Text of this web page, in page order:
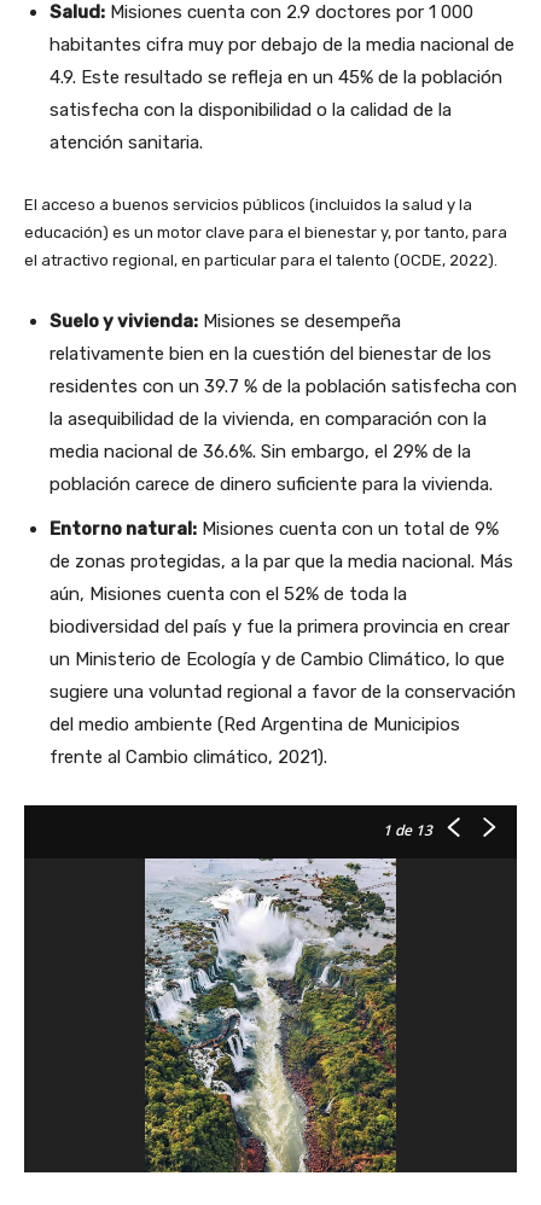
Salud: Misiones cuenta con 2.9 doctores por 1 000
habitantes cifra muy por debajo de la media nacional de
4.9. Este resultado se refleja en un 45% de la población
satisfecha con la disponibilidad o la calidad de la
atención sanitaria.
El acceso a buenos servicios públicos (incluidos la salud y la
educación) es un motor clave para el bienestar y, por tanto, para
el atractivo regional, en particular para el talento (OCDE, 2022).
Suelo y vivienda: Misiones se desempeña
relativamente bien en la cuestión del bienestar de los
residentes con un 39.7 % de la población satisfecha con
la asequibilidad de la vivienda, en comparación con la
media nacional de 36.6%. Sin embargo, el 29% de la
población carece de dinero suficiente para la vivienda.
Entorno natural: Misiones cuenta con un total de 9%
de zonas protegidas, a la par que la media nacional. Más
aún, Misiones cuenta con el 52% de toda la
biodiversidad del país y fue la primera provincia en crear
un Ministerio de Ecología y de Cambio Climático, lo que
sugiere una voluntad regional a favor de la conservación
del medio ambiente (Red Argentina de Municipios
frente al Cambio climático, 2021).
1 de 13